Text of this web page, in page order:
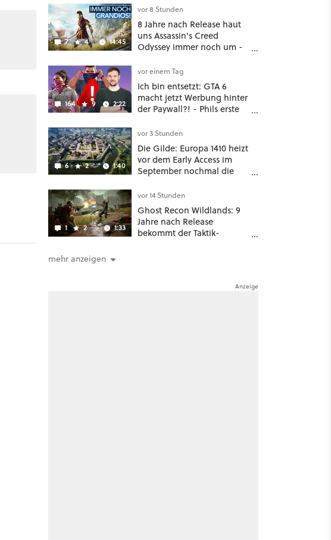
7 4 14:45
vor 8 Stunden
8 Jahre nach Release haut
uns Assassin's Creed
Odyssey immer noch um -
164 9 2:22
vor einem Tag
Ich bin entsetzt: GTA 6
macht jetzt Werbung hinter
der Paywall?! - Phils erste
Deal
6 2 1:40
vor 3 Stunden
Die Gilde: Europa 1410 heizt
vor dem Early Access im
September nochmal die
1 2 1:33
vor 14 Stunden
Ghost Recon Wildlands: 9
Jahre nach Release
bekommt der Taktik-
mehr anzeigen